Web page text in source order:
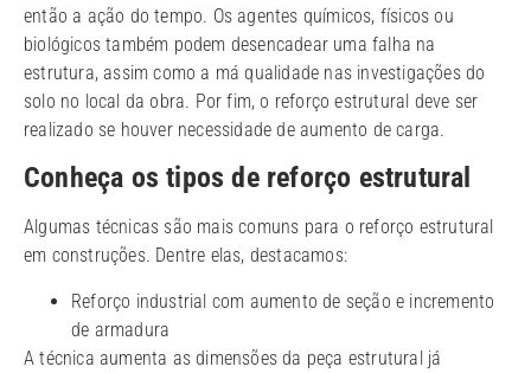
então a ação do tempo. Os agentes químicos, físicos ou
biológicos também podem desencadear uma falha na
estrutura, assim como a má qualidade nas investigações do
solo no local da obra. Por fim, o reforço estrutural deve ser
realizado se houver necessidade de aumento de carga.
Conheça os tipos de reforço estrutural
Algumas técnicas são mais comuns para o reforço estrutural
em construções. Dentre elas, destacamos:
Reforço industrial com aumento de seção e incremento
de armadura
A técnica aumenta as dimensões da peça estrutural já